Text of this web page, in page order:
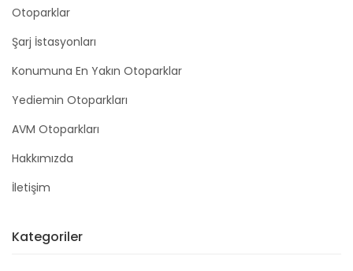
Otoparklar
Şarj İstasyonları
Konumuna En Yakın Otoparklar
Yediemin Otoparkları
AVM Otoparkları
Hakkımızda
İletişim
Kategoriler